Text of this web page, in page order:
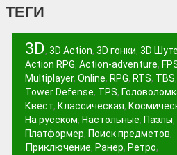
ТЕГИ
3D, 3D Action, 3D гонки, 3D
Action RPG, Action-adventure,
Multiplayer, Online, RPG, RTS, TBS,
Tower Defense, TPS,
Квест, Классическая,
На русском, Настольные, Пазлы,
Платформер, Поиск предметов,
Приключение, Ранер, Ретро,